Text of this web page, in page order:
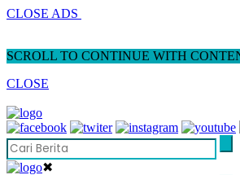
CLOSE ADS
SCROLL TO CONTINUE WITH
CLOSE
✖